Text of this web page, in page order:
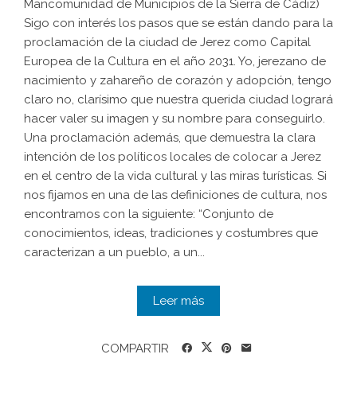
Mancomunidad de Municipios de la Sierra de Cádiz)
Sigo con interés los pasos que se están dando para la
proclamación de la ciudad de Jerez como Capital
Europea de la Cultura en el año 2031. Yo, jerezano de
nacimiento y zahareño de corazón y adopción, tengo
claro no, clarísimo que nuestra querida ciudad logrará
hacer valer su imagen y su nombre para conseguirlo.
Una proclamación además, que demuestra la clara
intención de los políticos locales de colocar a Jerez
en el centro de la vida cultural y las miras turísticas. Si
nos fijamos en una de las definiciones de cultura, nos
encontramos con la siguiente: “Conjunto de
conocimientos, ideas, tradiciones y costumbres que
caracterizan a un pueblo, a un...
Leer más
COMPARTIR